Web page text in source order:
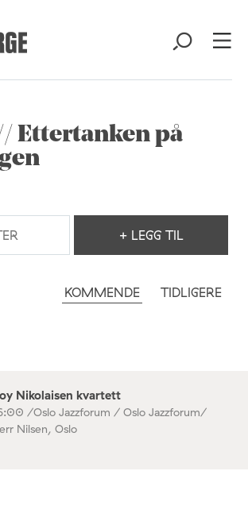
Ettertanken på
+ LEGG TIL
KOMMENDE TIDLIGERE
Nikolaisen kvartett
/Oslo Jazzforum / Oslo Jazzforum/
Nilsen, Oslo